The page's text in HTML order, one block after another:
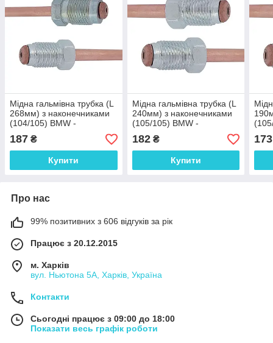
Мідна гальмівна трубка (L
268мм) з наконечниками
(104/105) BMW -
187 ₴
Купити
Мідна гальмівна трубка (L
240мм) з наконечниками
(105/105) BMW -
182₴
Купити
173
Про нас
99% позитивних з 606 відгуків за рік
Працює з 20.12.2015
м. Харків
вул. Ньютона 5А, Харків, Україна
Контакти
Сьогодні працює з 09:00 до 18:00
Показати весь графік роботи